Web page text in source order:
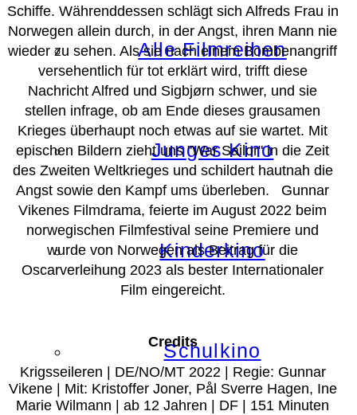
Alle Filmreihen
Junges Kino
Kinderkino
Schulkino
Schiffe. Währenddessen schlägt sich Alfreds Frau in
Norwegen allein durch, in der Angst, ihren Mann nie
wieder zu sehen. Als sie nach einem Bombenangriff
versehentlich für tot erklärt wird, trifft diese
Nachricht Alfred und Sigbjørn schwer, und sie
stellen infrage, ob am Ende dieses grausamen
Krieges überhaupt noch etwas auf sie wartet. Mit
epischen Bildern zieht uns "War Sailor" in die Zeit
des Zweiten Weltkrieges und schildert hautnah die
Angst sowie den Kampf ums überleben. Gunnar
Vikenes Filmdrama, feierte im August 2022 beim
norwegischen Filmfestival seine Premiere und
wurde von Norwegen als Beitrag für die
Oscarverleihung 2023 als bester Internationaler
Film eingereicht.
Credits
Krigsseileren | DE/NO/MT 2022 | Regie: Gunnar
Vikene | Mit: Kristoffer Joner, Pål Sverre Hagen, Ine
Marie Wilmann | ab 12 Jahren | DF | 151 Minuten